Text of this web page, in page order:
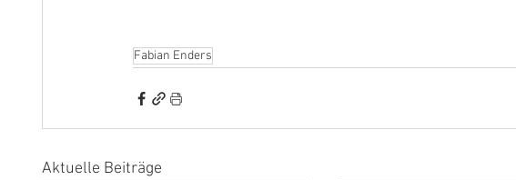
Fabian Enders
Aktuelle Beiträge